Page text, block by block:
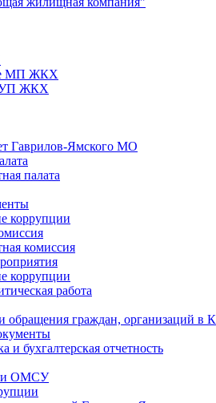
МП ЖКХ
ЖКХ
Гаврилов-Ямского МО
палата
коррупции
комиссия
коррупции
работа
обращения граждан, организаций в
и бухгалтерская отчетность
ОМСУ